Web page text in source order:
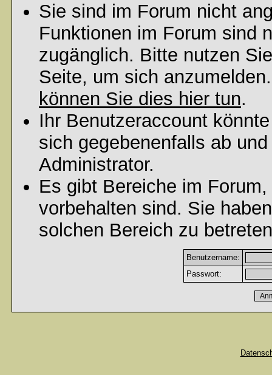
Sie sind im Forum nicht
Funktionen im Forum sind
zugänglich. Bitte nutzen
Seite, um sich
können Sie dies hier tun.
Ihr Benutzeraccount
sich gegebenenfalls ab
Administrator.
Es gibt Bereiche im
vorbehalten sind. Sie
solchen Bereich zu
Benutzername:
Passwort: